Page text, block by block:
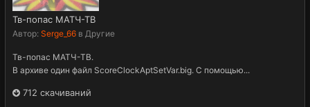
Тв-попас МАТЧ-ТВ
Автор: Serge_66 в Другие
Тв-попас МАТЧ-ТВ.
В архиве один файл ScoreClockAptSetVar.big. С помощью...
712 скачиваний